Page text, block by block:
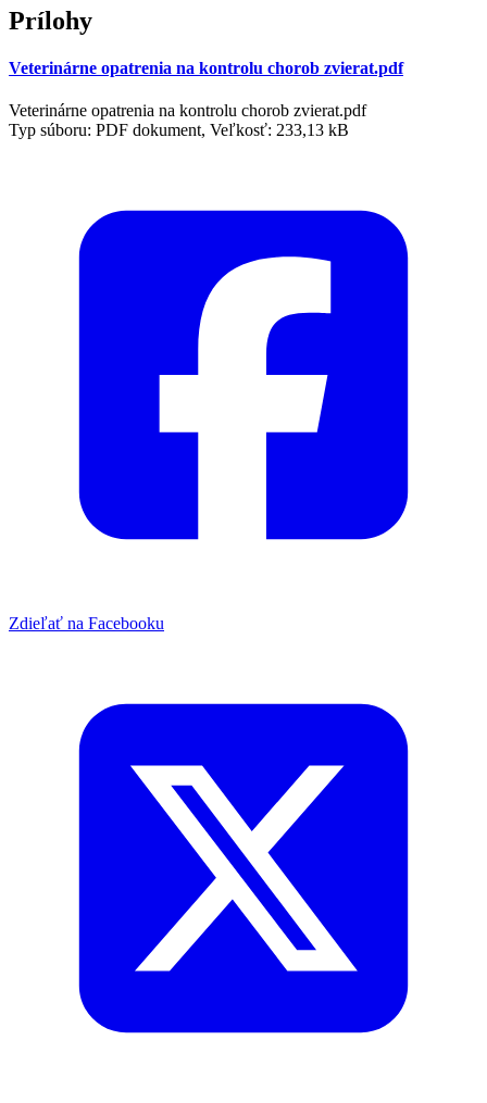
Prílohy
Veterinárne opatrenia na kontrolu chorob zvierat.pdf
Veterinárne opatrenia na kontrolu chorob zvierat.pdf
Typ súboru: PDF dokument, Veľkosť: 233,13 kB
Zdieľať na Facebooku